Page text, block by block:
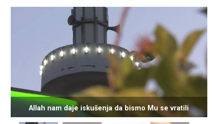
Allah nam daje iskušenja da bismo Mu se vratili